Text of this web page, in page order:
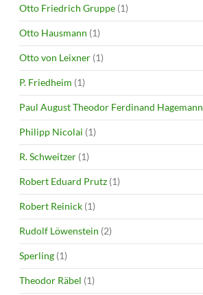
Otto Friedrich Gruppe (1)
Otto Hausmann (1)
Otto von Leixner (1)
P. Friedheim (1)
Paul August Theodor Ferdinand Hagemann
Philipp Nicolai (1)
R. Schweitzer (1)
Robert Eduard Prutz (1)
Robert Reinick (1)
Rudolf Löwenstein (2)
Sperling (1)
Theodor Räbel (1)